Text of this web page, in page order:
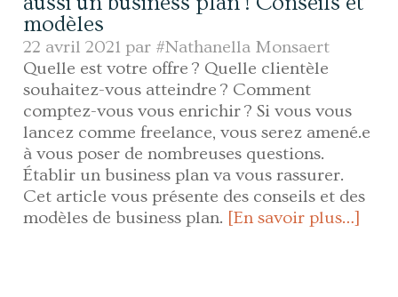
modèles
22 avril 2021 par #Nathanella Monsaert
Quelle est votre offre ? Quelle clientèle
souhaitez-vous atteindre ? Comment
comptez-vous vous enrichir ? Si vous vous
lancez comme freelance, vous serez amené.e
à vous poser de nombreuses questions.
Établir un business plan va vous rassurer.
Cet article vous présente des conseils et des
modèles de business plan. [En savoir plus…]